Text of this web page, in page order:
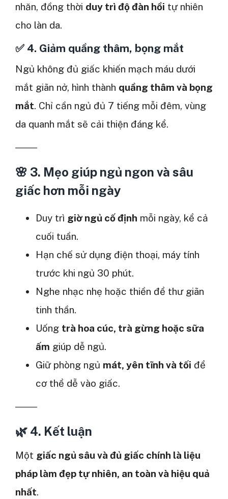
nhăn, đồng thời duy trì độ đàn hồi tự nhiên
cho làn da.
✅ 4. Giảm quầng thâm, bọng mắt
Ngủ không đủ giấc khiến mạch máu dưới
mắt giãn nở, hình thành quầng thâm và bọng
mắt. Chỉ cần ngủ đủ 7 tiếng mỗi đêm, vùng
da quanh mắt sẽ cải thiện đáng kể.
🌸 3. Mẹo giúp ngủ ngon và sâu
giấc hơn mỗi ngày
Duy trì giờ ngủ cố định mỗi ngày, kể cả
cuối tuần.
Hạn chế sử dụng điện thoại, máy tính
trước khi ngủ 30 phút.
Nghe nhạc nhẹ hoặc thiền để thư giãn
tinh thần.
Uống trà hoa cúc, trà gừng hoặc sữa
ấm giúp dễ ngủ.
Giữ phòng ngủ mát, yên tĩnh và tối để
cơ thể dễ vào giấc.
🌿 4. Kết luận
Một giấc ngủ sâu và đủ giấc chính là liệu
pháp làm đẹp tự nhiên, an toàn và hiệu quả
nhất.